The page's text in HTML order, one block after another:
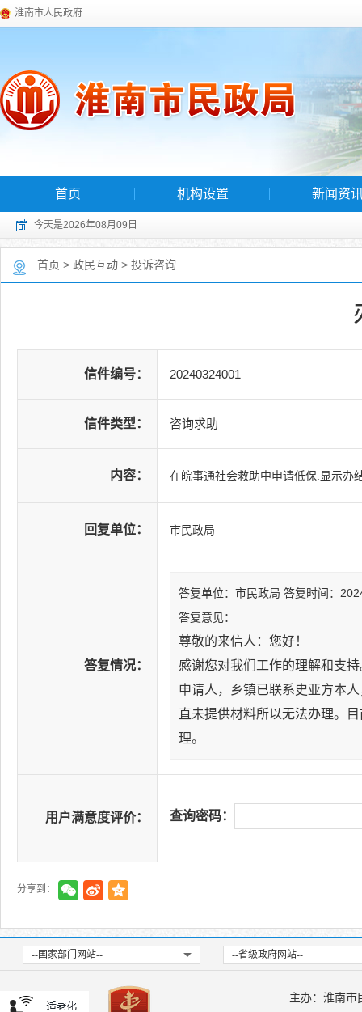
淮南市人民政府
首页 机构设置 新闻资
今天是2026年08月09日
首页 > 政民互动 > 投诉咨询
信件编号： 20240324001
信件类型： 咨询求助
内容： 在皖事通社会救助中申请低保.显示办
回复单位： 市民政局
答复情况：
答复单位：市民政局 答复时间：
答复意见：
尊敬的来信人：您好！
感谢您对我们工作的理解和支
申请人，乡镇已联系史亚方本
直未提供材料所以无法办理。
理。
用户满意度评价： 查询密码：
分享到：
--国家部门网站-- --省级政府网站--
主办：淮南市